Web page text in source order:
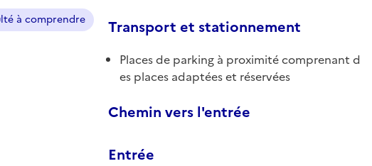
à comprendre Transport et stationnement
Places de parking à proximité comprenant d
es places adaptées et réservées
Chemin vers l'entrée
Entrée